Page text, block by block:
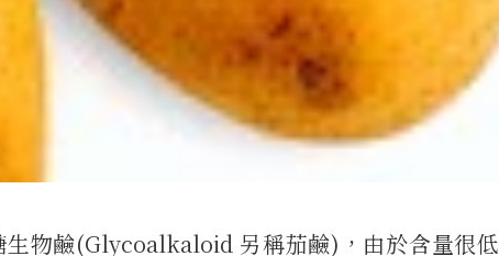
物鹼(Glycoalkaloid 另稱茄鹼)，由於含量很低